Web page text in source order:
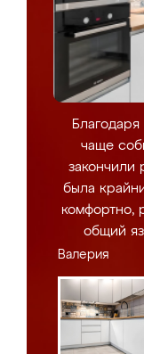
чаще
закончили
была
комфортно,
общий
Валерия